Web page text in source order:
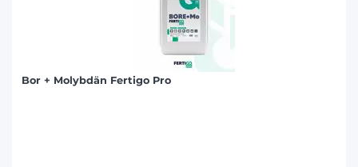
Bor + Molybdän Fertigo Pro